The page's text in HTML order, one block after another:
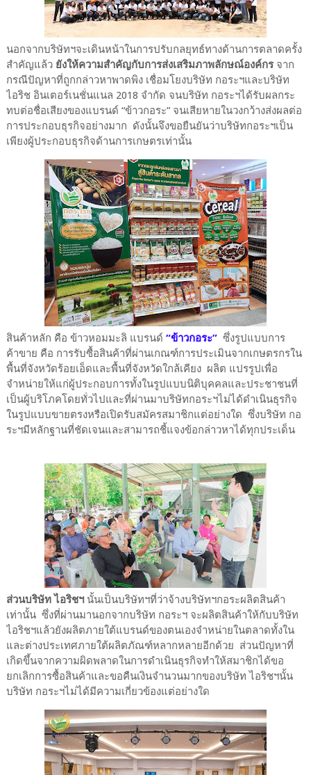
นอกจากบริษัทฯจะเดินหน้าในการปรับกลยุทธ์ทางด้านการตลาดครั้ง
สำคัญแล้ว ยังให้ความสำคัญกับการส่งเสริมภาพลักษณ์องค์กรจาก
กรณีปัญหาที่ถูกกล่าวหาพาดพิง เชื่อมโยงบริษัท กอระฯและบริษัท
ไอริช อินเตอร์เนชั่นแนล 2018 จำกัด จนบริษัท กอระฯได้รับผลกระ
ทบต่อชื่อเสียงของแบรนด์ “ข้าวกอระ” จนเสียหายในวงกว้างส่งผลต่อ
การประกอบธุรกิจอย่างมาก ดังนั้นจึงขอยืนยันว่าบริษัทกอระฯเป็น
เพียงผู้ประกอบธุรกิจด้านการเกษตรเท่านั้น
สินค้าหลัก คือ ข้าวหอมมะลิ แบรนด์ “ข้าวกอระ”ซึ่งรูปแบบการ
ค้าขาย คือ การรับซื้อสินค้าที่ผ่านเกณฑ์การประเมินจากเกษตรกรใน
พื้นที่จังหวัดร้อยเอ็ดและพื้นที่จังหวัดใกล้เคียง ผลิต แปรรูปเพื่อ
จำหน่ายให้แก่ผู้ประกอบการทั้งในรูปแบบนิติบุคคลและประชาชนที่
เป็นผู้บริโภคโดยทั่วไปและที่ผ่านมาบริษัทกอระฯไม่ได้ดำเนินธุรกิจ
ในรูปแบบขายตรงหรือเปิดรับสมัครสมาชิกแต่อย่างใด ซึ่งบริษัท กอ
ระฯมีหลักฐานที่ชัดเจนและสามารถชี้แจงข้อกล่าวหาได้ทุกประเด็น
ส่วนบริษัท ไอริชฯ นั้นเป็นบริษัทฯที่ว่าจ้างบริษัทฯกอระผลิตสินค้า
เท่านั้น ซึ่งที่ผ่านมานอกจากบริษัท กอระฯ จะผลิตสินค้าให้กับบริษัท
ไอริชฯแล้วยังผลิตภายใต้แบรนด์ของตนเองจำหน่ายในตลาดทั้งใน
และต่างประเทศภายใต้ผลิตภัณฑ์หลากหลายอีกด้วย ส่วนปัญหาที่
เกิดขึ้นจากความผิดพลาดในการดำเนินธุรกิจทำให้สมาชิกได้ขอ
ยกเลิกการซื้อสินค้าและขอคืนเงินจำนวนมากของบริษัท ไอริชฯนั้น
บริษัท กอระฯไม่ได้มีความเกี่ยวข้องแต่อย่างใด